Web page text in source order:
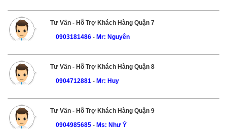
Tư Vấn - Hỗ Trợ Khách Hàng Quận 7
0903181486- Mr: Nguyên
Tư Vấn - Hỗ Trợ Khách Hàng Quận 8
0904712881 - Mr: Huy
Tư Vấn - Hỗ Trợ Khách Hàng Quận 9
0904985685- Ms: Như Ý